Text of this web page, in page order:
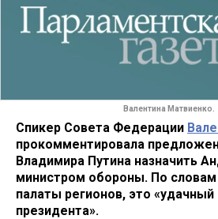
Валентина Матвиенко.
Спикер Совета Федерации
прокомментировала
Владимира Путина назначить
министром обороны. По
палаты регионов, это
президента».